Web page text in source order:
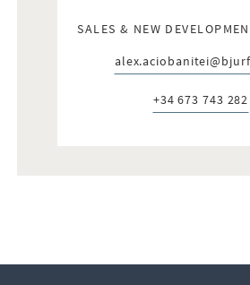
SALES & NEW
E-post:
Telefon:
+34 673 743 282